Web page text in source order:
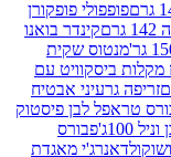
פופקורן
בואנו
שקית
עם
אבטיח
פיסטוק
מאגדת